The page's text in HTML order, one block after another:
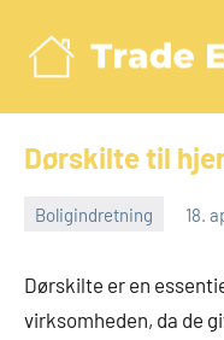
indhold
Dørskilte til
Boligindretning 18.
Dørskilte er en
virksomheden, da de